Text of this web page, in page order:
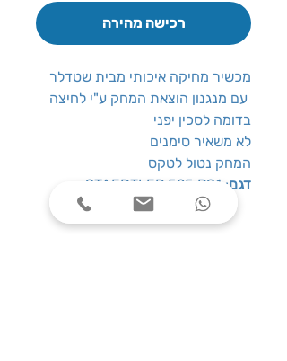
רכישה מהירה
מכשיר מחיקה איכותי מבית שטדלר
עם מנגנון הוצאת המחק ע"י לחיצה
בדומה לסכין יפני
לא משאיר סימנים
המחק נטול לטקס
דגם: STAEDTLER 525 PS1